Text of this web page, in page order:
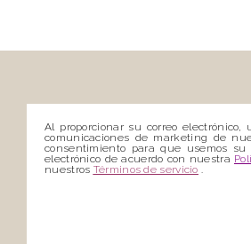
Al proporcionar su correo electrónico,
comunicaciones de marketing de
consentimiento para que usemos su
electrónico de acuerdo con nuestra
nuestros Términos de servicio .